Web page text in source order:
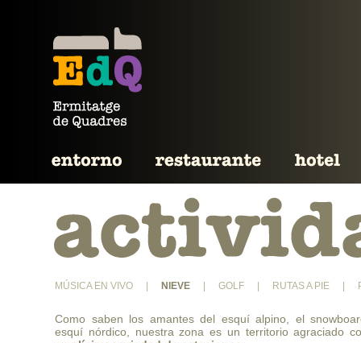
MÚSICA EN VIVO NIEVE GOLF RUTAS A PIE
Como saben los amantes del esquí alpino, el
esquí nórdico, nuestra zona es un territorio agraciado